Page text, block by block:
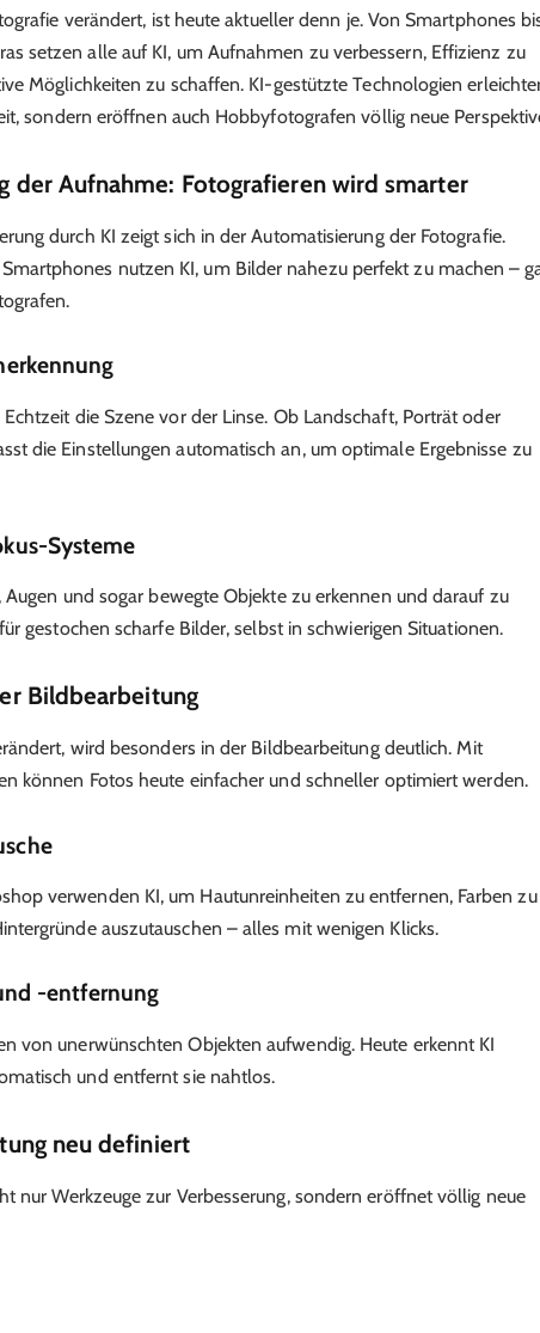
verändert, ist heute aktueller denn je. Von Smartphones
setzen alle auf KI, um Aufnahmen zu verbessern, Effizienz zu
Möglichkeiten zu schaffen. KI-gestützte Technologien
sondern eröffnen auch Hobbyfotografen völlig neue
der Aufnahme: Fotografieren wird smarter
durch KI zeigt sich in der Automatisierung der Fotografie.
nutzen KI, um Bilder nahezu perfekt zu machen –
die Szene vor der Linse. Ob Landschaft, Porträt oder
die Einstellungen automatisch an, um optimale Ergebnisse zu
Systeme
Augen und sogar bewegte Objekte zu erkennen und darauf zu
gestochen scharfe Bilder, selbst in schwierigen Situationen.
Bildbearbeitung
wird besonders in der Bildbearbeitung deutlich. Mit
können Fotos heute einfacher und schneller optimiert werden.
verwenden KI, um Hautunreinheiten zu entfernen, Farben zu
auszutauschen – alles mit wenigen Klicks.
-entfernung
von unerwünschten Objekten aufwendig. Heute erkennt KI
und entfernt sie nahtlos.
neu definiert
nur Werkzeuge zur Verbesserung, sondern eröffnet völlig neue